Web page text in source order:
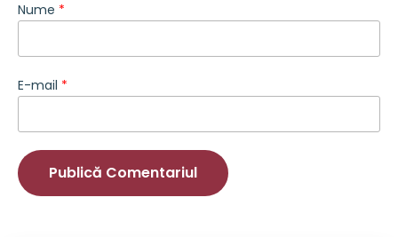
Nume *
E-mail *